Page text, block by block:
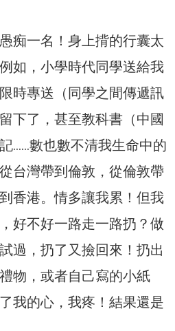
痴一名！身上揹的行囊太
如，小學時代同學送給我
時專送（同學之間傳遞訊
下了，甚至教科書（中國
……數也數不清我生命中的
台灣帶到倫敦，從倫敦帶
香港。情多讓我累！但我
好不好一路走一路扔？做
過，扔了又撿回來！扔出
物，或者自己寫的小紙
我的心，我疼！結果還是